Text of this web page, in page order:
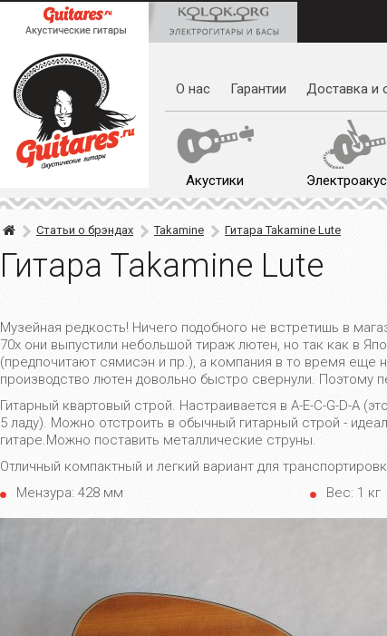
О нас Гарантии Доставка и
Акустики
Статьи о брэндах Takamine Гитара Takamine Lute
Гитара Takamine Lute
Музейная редкость! Ничего подобного не встретишь в
70х они выпустили небольшой тираж лютен, но так как в
(предпочитают сямисэн и пр.), а компания в то время еще
производство лютен довольно быстро свернули. Поэтому
Гитарный квартовый строй. Настраивается в A-E-C-G-D-A
5 ладу). Можно отстроить в обычный гитарный строй -
гитаре.Можно поставить металлические струны.
Отличный компактный и легкий вариант для
Мензура: 428 мм
Вес: 1 кг